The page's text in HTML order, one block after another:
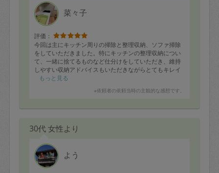
菜々子
評価：
今回は主にキッチン周りの掃除と整理収納、ソファ掃除
をしていただきました。特にキッチンの整理収納につい
て、一緒に捨てるものなど仕分けをしていただき、維持
しやすい収納アドバイスもいただきながらとてもキレイ
になりました！
や収納を考えてやってくれる人がいるというだけで心強
またお願いしたいと思います。
もっと見る
※依頼者の依頼当時の主観的な感想です。
30代 女性より
よう